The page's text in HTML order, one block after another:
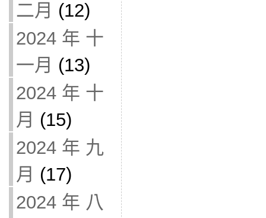
二月 (12)
2024 年 十
一月 (13)
2024 年 十
月 (15)
2024 年 九
月 (17)
2024 年 八